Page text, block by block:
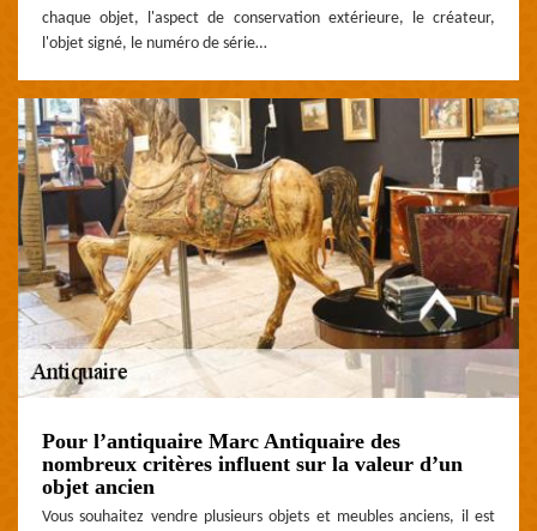
chaque objet, l'aspect de conservation extérieure, le créateur,
l'objet signé, le numéro de série…
Pour l’antiquaire Marc Antiquaire des
nombreux critères influent sur la valeur d’un
objet ancien
Vous souhaitez vendre plusieurs objets et meubles anciens, il est